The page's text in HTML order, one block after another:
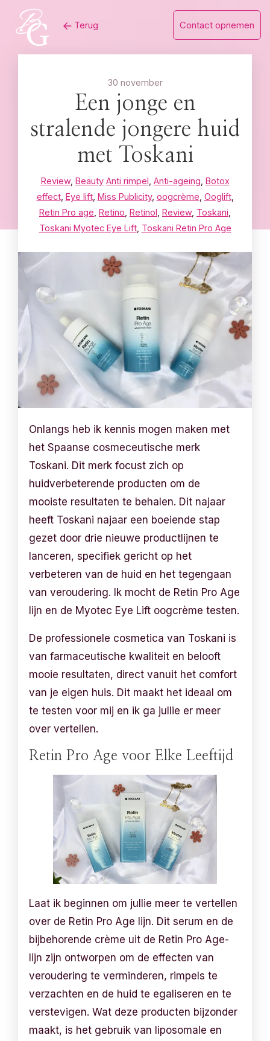
content
Terug Contact opnemen
30 november
Een jonge en
stralende jongere huid
met Toskani
Review, Beauty Anti rimpel Anti-ageing Botox
effect, Eye lift, Miss Publicity, oogcrème Ooglift,
Retin Pro age Retino Retinol Review, Toskani
Toskani Myotec Eye Lift, Toskani Retin Pro Age
Onlangs heb ik kennis mogen maken met
het Spaanse cosmeceutische merk
Toskani. Dit merk focust zich op
huidverbeterende producten om de
mooiste resultaten te behalen. Dit najaar
heeft Toskani najaar een boeiende stap
gezet door drie nieuwe productlijnen te
lanceren, specifiek gericht op het
verbeteren van de huid en het tegengaan
van veroudering. Ik mocht de Retin Pro Age
lijn en de Myotec Eye Lift oogcrème testen.
De professionele cosmetica van Toskani is
van farmaceutische kwaliteit en belooft
mooie resultaten, direct vanuit het comfort
van je eigen huis. Dit maakt het ideaal om
te testen voor mij en ik ga jullie er meer
over vertellen.
Retin Pro Age voor Elke Leeftijd
Laat ik beginnen om jullie meer te vertellen
over de Retin Pro Age lijn. Dit serum en de
bijbehorende crème uit de Retin Pro Age-
lijn zijn ontworpen om de effecten van
veroudering te verminderen, rimpels te
verzachten en de huid te egaliseren en te
verstevigen. Wat deze producten bijzonder
maakt, is het gebruik van liposomale en